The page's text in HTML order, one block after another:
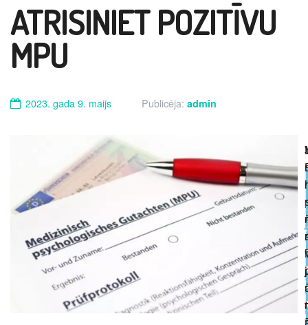
ATRISINIET POZITĪVU
MPU
2023. gada 9. maijs Publicēja: admin
i
j
t
r
r